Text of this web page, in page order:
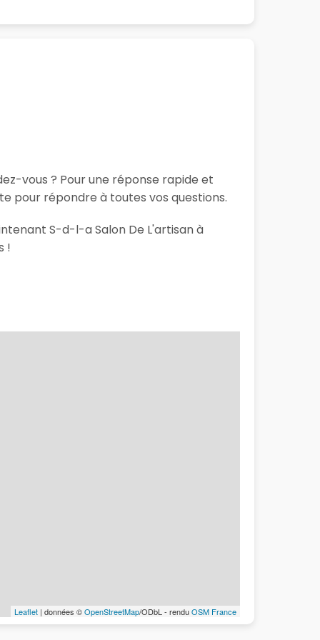
vous ? Pour une réponse rapide et
pour répondre à toutes vos questions.
S-d-l-a Salon De L'artisan à
!
Leaflet | données ©OpenStreetMap/ODbL - renduOSM France